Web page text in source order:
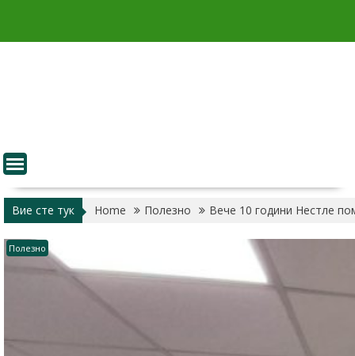
content
Вие сте тук Home Полезно Вече 10 години Нестле
Полезно